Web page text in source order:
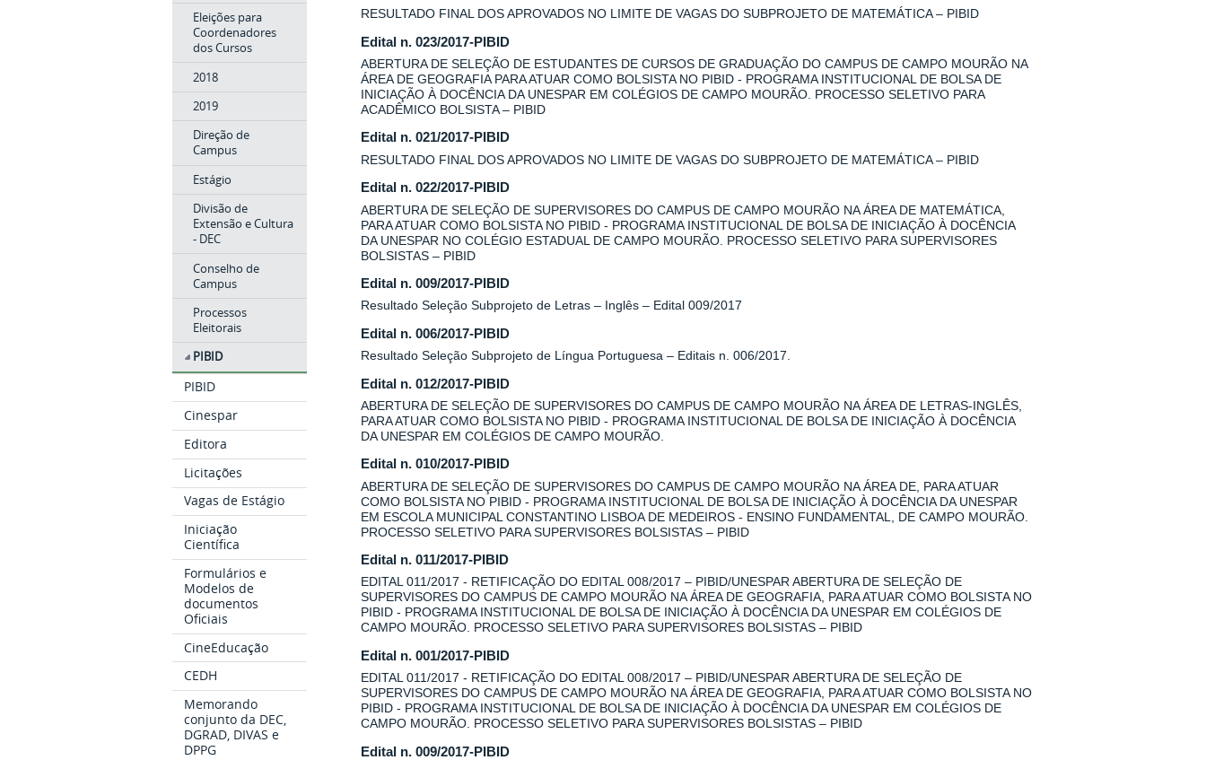
Eleições para
Coordenadores
dos Cursos
2018
2019
Direção de
Campus
Estágio
Divisão de
Extensão e Cultura
- DEC
Conselho de
Campus
Processos
Eleitorais
PIBID
PIBID
Cinespar
Editora
Licitações
Vagas de Estágio
Iniciação
Científica
Formulários e
Modelos de
documentos
Oficiais
CineEducação
CEDH
Memorando
conjunto da DEC,
DGRAD, DIVAS e
DPPG
RESULTADO FINAL DOS APROVADOS NO LIMITE DE VAGAS DO SUBPROJETO DE MATEMÁTICA – PIBID
Edital n. 023/2017-PIBID
ABERTURA DE SELEÇÃO DE ESTUDANTES DE CURSOS DE GRADUAÇÃO DO CAMPUS DE CAMPO MOURÃO NA
ÁREA DE GEOGRAFIA PARA ATUAR COMO BOLSISTA NO PIBID - PROGRAMA INSTITUCIONAL DE BOLSA DE
INICIAÇÃO À DOCÊNCIA DA UNESPAR EM COLÉGIOS DE CAMPO MOURÃO. PROCESSO SELETIVO PARA
ACADÊMICO BOLSISTA – PIBID
Edital n. 021/2017-PIBID
RESULTADO FINAL DOS APROVADOS NO LIMITE DE VAGAS DO SUBPROJETO DE MATEMÁTICA – PIBID
Edital n. 022/2017-PIBID
ABERTURA DE SELEÇÃO DE SUPERVISORES DO CAMPUS DE CAMPO MOURÃO NA ÁREA DE MATEMÁTICA,
PARA ATUAR COMO BOLSISTA NO PIBID - PROGRAMA INSTITUCIONAL DE BOLSA DE INICIAÇÃO À DOCÊNCIA
DA UNESPAR NO COLÉGIO ESTADUAL DE CAMPO MOURÃO. PROCESSO SELETIVO PARA SUPERVISORES
BOLSISTAS – PIBID
Edital n. 009/2017-PIBID
Resultado Seleção Subprojeto de Letras – Inglês – Edital 009/2017
Edital n. 006/2017-PIBID
Resultado Seleção Subprojeto de Língua Portuguesa – Editais n. 006/2017.
Edital n. 012/2017-PIBID
ABERTURA DE SELEÇÃO DE SUPERVISORES DO CAMPUS DE CAMPO MOURÃO NA ÁREA DE LETRAS-INGLÊS,
PARA ATUAR COMO BOLSISTA NO PIBID - PROGRAMA INSTITUCIONAL DE BOLSA DE INICIAÇÃO À DOCÊNCIA
DA UNESPAR EM COLÉGIOS DE CAMPO MOURÃO.
Edital n. 010/2017-PIBID
ABERTURA DE SELEÇÃO DE SUPERVISORES DO CAMPUS DE CAMPO MOURÃO NA ÁREA DE, PARA ATUAR
COMO BOLSISTA NO PIBID - PROGRAMA INSTITUCIONAL DE BOLSA DE INICIAÇÃO À DOCÊNCIA DA UNESPAR
EM ESCOLA MUNICIPAL CONSTANTINO LISBOA DE MEDEIROS - ENSINO FUNDAMENTAL, DE CAMPO MOURÃO.
PROCESSO SELETIVO PARA SUPERVISORES BOLSISTAS – PIBID
Edital n. 011/2017-PIBID
EDITAL 011/2017 - RETIFICAÇÃO DO EDITAL 008/2017 – PIBID/UNESPAR ABERTURA DE SELEÇÃO DE
SUPERVISORES DO CAMPUS DE CAMPO MOURÃO NA ÁREA DE GEOGRAFIA, PARA ATUAR COMO BOLSISTA NO
PIBID - PROGRAMA INSTITUCIONAL DE BOLSA DE INICIAÇÃO À DOCÊNCIA DA UNESPAR EM COLÉGIOS DE
CAMPO MOURÃO. PROCESSO SELETIVO PARA SUPERVISORES BOLSISTAS – PIBID
Edital n. 001/2017-PIBID
EDITAL 011/2017 - RETIFICAÇÃO DO EDITAL 008/2017 – PIBID/UNESPAR ABERTURA DE SELEÇÃO DE
SUPERVISORES DO CAMPUS DE CAMPO MOURÃO NA ÁREA DE GEOGRAFIA, PARA ATUAR COMO BOLSISTA NO
PIBID - PROGRAMA INSTITUCIONAL DE BOLSA DE INICIAÇÃO À DOCÊNCIA DA UNESPAR EM COLÉGIOS DE
CAMPO MOURÃO. PROCESSO SELETIVO PARA SUPERVISORES BOLSISTAS – PIBID
Edital n. 009/2017-PIBID